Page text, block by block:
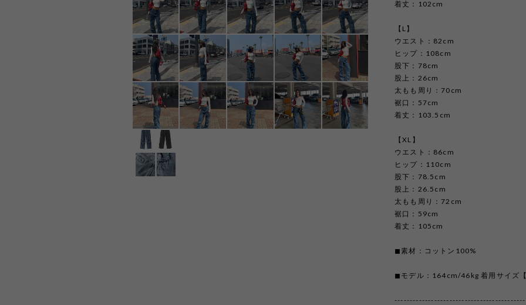
着丈：102cm
【L】
ウエスト：82cm
ヒップ：108cm
股下：78cm
股上：26cm
太もも周り：70cm
裾口：57cm
着丈：103.5cm
【XL】
ウエスト：86cm
ヒップ：110cm
股下：78.5cm
股上：26.5cm
太もも周り：72cm
裾口：59cm
着丈：105cm
◼︎素材：コットン100%
◼︎モデル：164cm/46kg 着用サイズ